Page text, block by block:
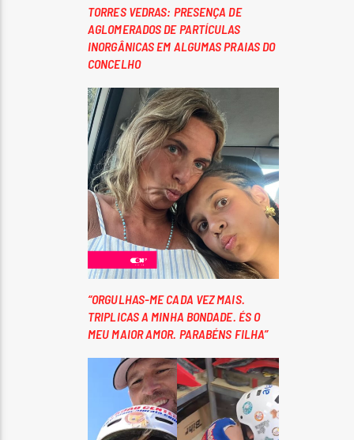
TORRES VEDRAS: PRESENÇA DE
AGLOMERADOS DE PARTÍCULAS
INORGÂNICAS EM ALGUMAS PRAIAS DO
CONCELHO
“ORGULHAS-ME CADA VEZ MAIS.
TRIPLICAS A MINHA BONDADE. ÉS O
MEU MAIOR AMOR. PARABÉNS FILHA”